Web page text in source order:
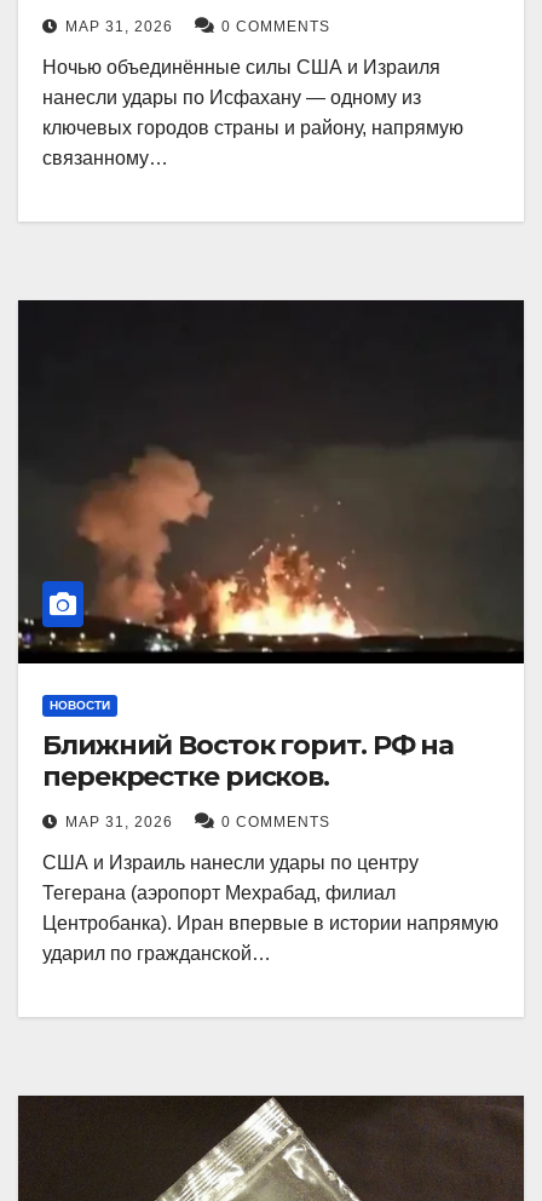
МАР 31, 2026 0 COMMENTS
Ночью объединённые силы США и Израиля
нанесли удары по Исфахану — одному из
ключевых городов страны и району, напрямую
связанному…
НОВОСТИ
Ближний Восток горит. РФ на
перекрестке рисков.
МАР 31, 2026 0 COMMENTS
США и Израиль нанесли удары по центру
Тегерана (аэропорт Мехрабад, филиал
Центробанка). Иран впервые в истории напрямую
ударил по гражданской…